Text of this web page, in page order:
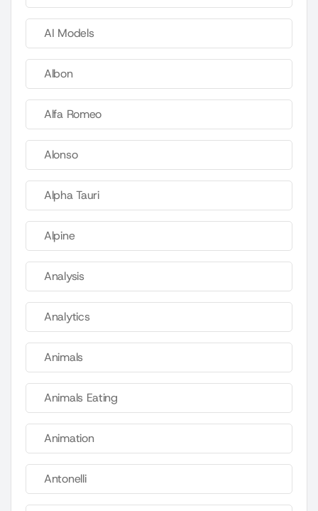
AI Models
Albon
Alfa Romeo
Alonso
Alpha Tauri
Alpine
Analysis
Analytics
Animals
Animals Eating
Animation
Antonelli